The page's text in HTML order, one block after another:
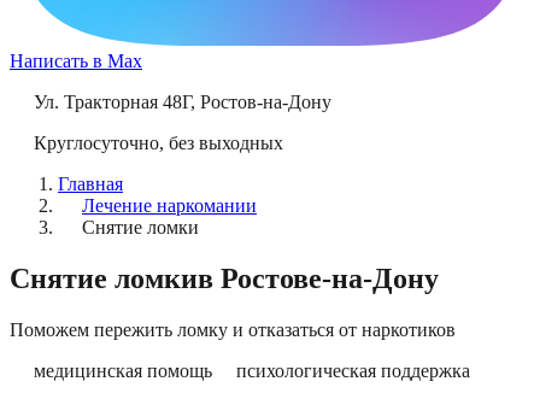
Написать в Max
Ул. Тракторная 48Г, Ростов-на-Дону
Круглосуточно, без выходных
Главная
Лечение наркомании
Снятие ломки
Снятие ломкив Ростове-на-Дону
Поможем пережить ломку и отказаться от наркотиков
медицинская помощь
психологическая поддержка